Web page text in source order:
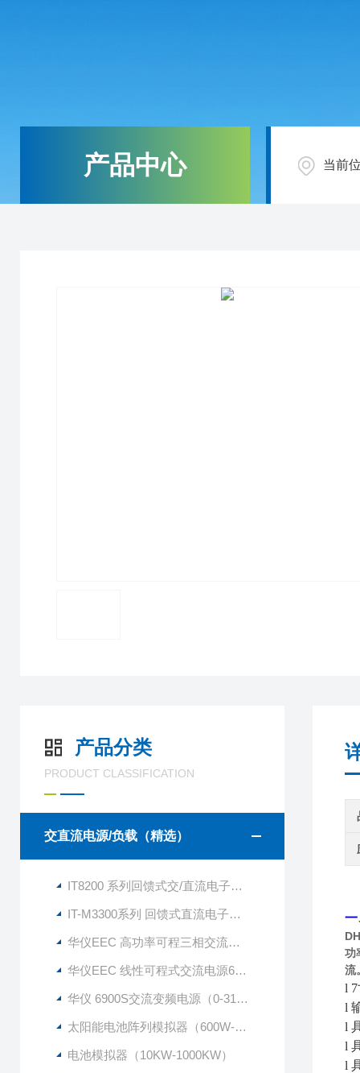
产品中心 当前
产品分类
PRODUCT CLASSIFICATION
交直流电源/负载（精选）
IT8200 系列回馈式交/直流电子负载
IT-M3300系列 回馈式直流电子负载
华仪EEC 高功率可程三相交流电源6300系列
华仪EEC 线性可程式交流电源6750
华仪 6900S交流变频电源（0-310VAC）
太阳能电池阵列模拟器（600W-1500KW）
电池模拟器（10KW-1000KW）
一
功
流
l
l
l
l
l